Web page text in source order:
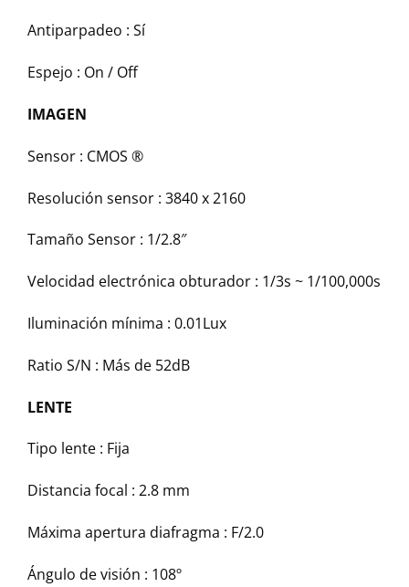
Antiparpadeo : Sí
Espejo : On / Off
IMAGEN
Sensor : CMOS ®
Resolución sensor : 3840 x 2160
Tamaño Sensor : 1/2.8″
Velocidad electrónica obturador : 1/3s ~ 1/100,000s
Iluminación mínima : 0.01Lux
Ratio S/N : Más de 52dB
LENTE
Tipo lente : Fija
Distancia focal : 2.8 mm
Máxima apertura diafragma : F/2.0
Ángulo de visión : 108º